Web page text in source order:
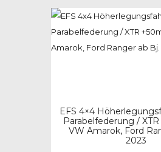
EFS 4×4
Parabelfederung /
VW Amarok, Ford
2023